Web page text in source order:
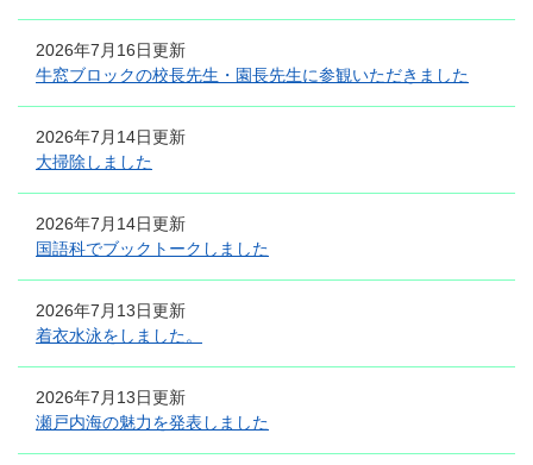
2026年7月16日更新
牛窓ブロックの校長先生・園長先生に参観いただきました
2026年7月14日更新
大掃除しました
2026年7月14日更新
国語科でブックトークしました
2026年7月13日更新
着衣水泳をしました。
2026年7月13日更新
瀬戸内海の魅力を発表しました